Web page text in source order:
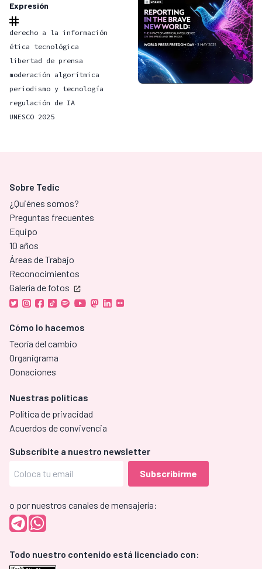
Expresión
derecho a la información
ética tecnológica
libertad de prensa
moderación algorítmica
periodismo y tecnología
regulación de IA
UNESCO 2025
Sobre Tedic
¿Quiénes somos?
Preguntas frecuentes
Equipo
10 años
Áreas de Trabajo
Reconocimientos
Galería de fotos
Cómo lo hacemos
Teoría del cambio
Organigrama
Donaciones
Nuestras políticas
Política de privacidad
Acuerdos de convivencia
Subscríbite a nuestro newsletter
o por nuestros canales de mensajería:
Todo nuestro contenido está licenciado con: